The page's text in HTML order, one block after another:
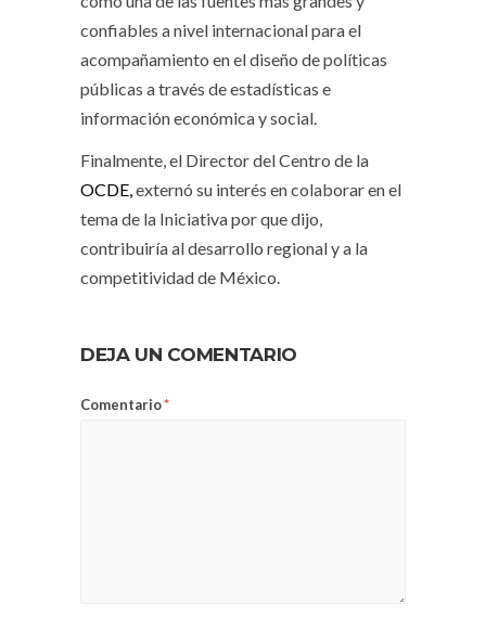
confiables a nivel internacional para el
acompañamiento en el diseño de políticas
públicas a través de estadísticas e
información económica y social.
Finalmente, el Director del Centro de la
OCDE,externó su interés en colaborar en el
tema de la Iniciativa por que dijo,
contribuiría al desarrollo regional y a la
competitividad de México.
DEJA UN COMENTARIO
Comentario*